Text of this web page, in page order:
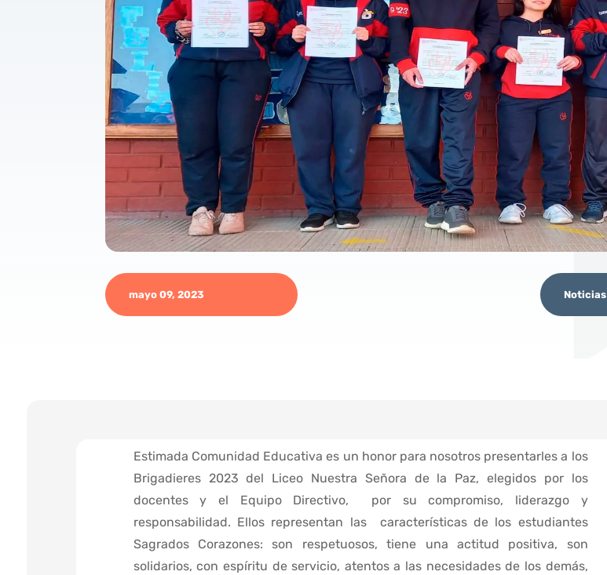
mayo 09, 2023 Noticias
Estimada Comunidad Educativa es un honor para nosotros presentarles a los
Brigadieres 2023 del Liceo Nuestra Señora de la Paz, elegidos por los
docentes y el Equipo Directivo, por su compromiso, liderazgo y
responsabilidad. Ellos representan las características de los estudiantes
Sagrados Corazones: son respetuosos, tiene una actitud positiva, son
solidarios, con espíritu de servicio, atentos a las necesidades de los demás,